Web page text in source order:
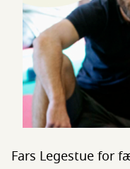
Fars Legestue for